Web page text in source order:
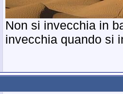
Non si invecchia in
invecchia quando si